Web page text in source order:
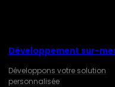
Développement sur-
Développons votre solution
personnalisée